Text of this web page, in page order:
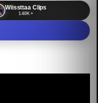
Wiissttaa Clips
140K+